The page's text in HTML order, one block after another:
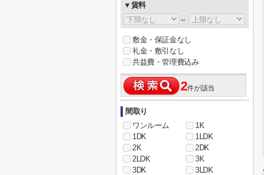
▼賃料
～
敷金・保証金なし
礼金・敷引なし
共益費・管理費込み
2件が該当
間取り
ワンルーム
1K
1DK
1LDK
2K
2DK
2LDK
3K
3DK
3LDK